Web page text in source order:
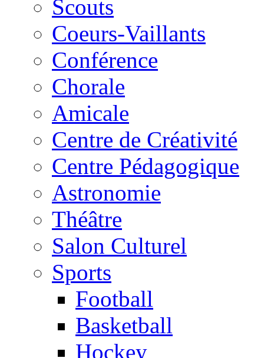
Scouts
Coeurs-Vaillants
Conférence
Chorale
Amicale
Centre de Créativité
Centre Pédagogique
Astronomie
Théâtre
Salon Culturel
Sports
Football
Basketball
Hockey